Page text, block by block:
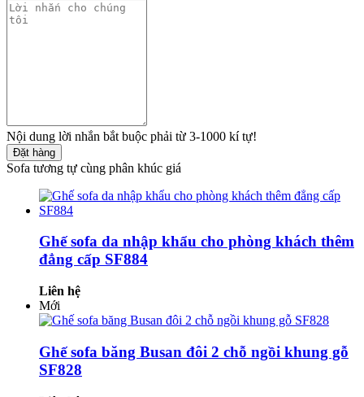
Nội dung lời nhắn bắt buộc phải từ 3-1000 kí tự!
Đặt hàng
Sofa tương tự cùng phân khúc giá
Ghế sofa da nhập khẩu cho phòng khách thêm
đẳng cấp SF884
Liên hệ
Mới
Ghế sofa băng Busan đôi 2 chỗ ngồi khung gỗ
SF828